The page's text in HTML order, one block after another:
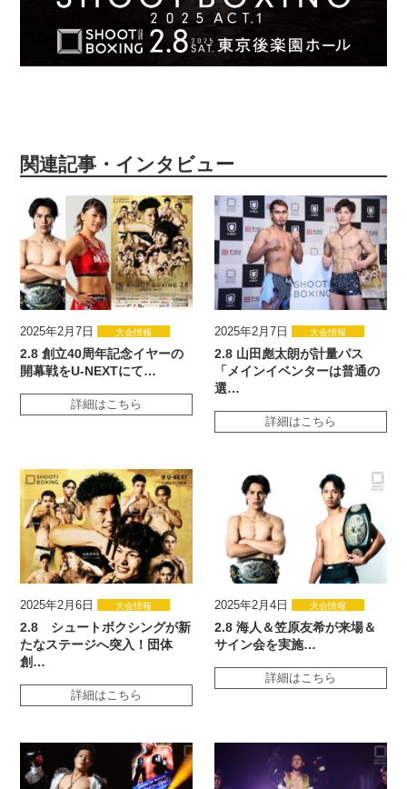
関連記事・インタビュー
2025年2月7日 大会情報
2.8 創立40周年記念イヤーの
開幕戦をU-NEXTにて…
詳細はこちら
2025年2月7日 大会情報
2.8 山田彪太朗が計量パス
「メインイベンターは普通の
選…
詳細はこちら
2025年2月6日 大会情報
2.8 シュートボクシングが新
たなステージへ突入！団体
創…
詳細はこちら
2025年2月4日 大会情報
2.8 海人＆笠原友希が来場＆
サイン会を実施…
詳細はこちら